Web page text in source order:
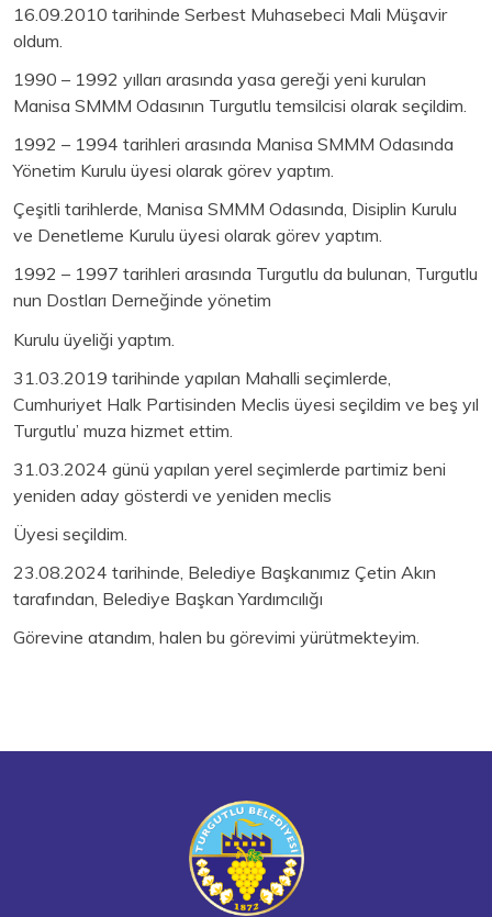
16.09.2010 tarihinde Serbest Muhasebeci Mali Müşavir
oldum.
1990 – 1992 yılları arasında yasa gereği yeni kurulan
Manisa SMMM Odasının Turgutlu temsilcisi olarak seçildim.
1992 – 1994 tarihleri arasında Manisa SMMM Odasında
Yönetim Kurulu üyesi olarak görev yaptım.
Çeşitli tarihlerde, Manisa SMMM Odasında, Disiplin Kurulu
ve Denetleme Kurulu üyesi olarak görev yaptım.
1992 – 1997 tarihleri arasında Turgutlu da bulunan, Turgutlu
nun Dostları Derneğinde yönetim
Kurulu üyeliği yaptım.
31.03.2019 tarihinde yapılan Mahalli seçimlerde,
Cumhuriyet Halk Partisinden Meclis üyesi seçildim ve beş yıl
Turgutlu’ muza hizmet ettim.
31.03.2024 günü yapılan yerel seçimlerde partimiz beni
yeniden aday gösterdi ve yeniden meclis
Üyesi seçildim.
23.08.2024 tarihinde, Belediye Başkanımız Çetin Akın
tarafından, Belediye Başkan Yardımcılığı
Görevine atandım, halen bu görevimi yürütmekteyim.